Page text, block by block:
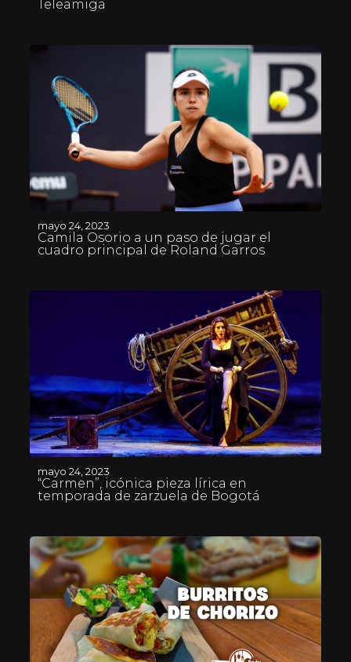
Teleamiga
mayo 24, 2023
Camila Osorio a un paso de jugar el
cuadro principal de Roland Garros
mayo 24, 2023
“Carmen”, icónica pieza lírica en
temporada de zarzuela de Bogotá